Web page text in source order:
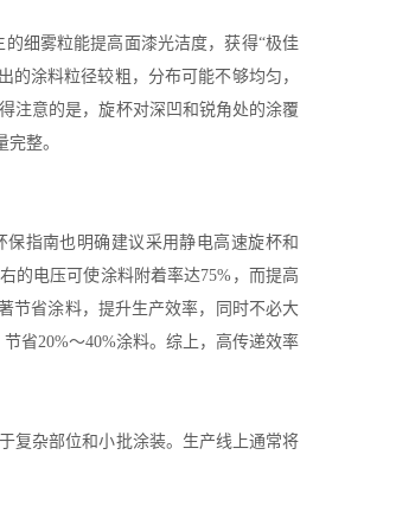
细雾粒能提高面漆光洁度，获得“极佳
涂料粒径较粗，分布可能不够均匀，
注意的是，旋杯对深凹和锐角处的涂覆
整。
指南也明确建议采用静电高速旋杯和
的电压可使涂料附着率达75%，而提高
节省涂料，提升生产效率，同时不必大
省20%～40%涂料。综上，高传递效率
复杂部位和小批涂装。生产线上通常将